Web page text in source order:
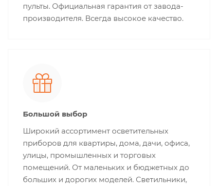
пульты. Официальная гарантия от завода-
производителя. Всегда высокое качество.
Большой выбор
Широкий ассортимент осветительных
приборов для квартиры, дома, дачи, офиса,
улицы, промышленных и торговых
помещений. От маленьких и бюджетных до
больших и дорогих моделей. Светильники,